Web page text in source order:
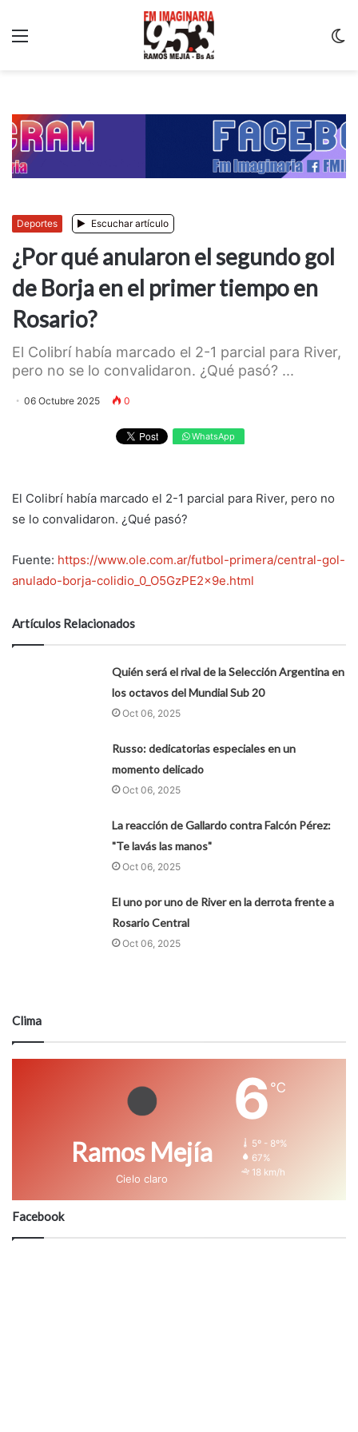
Deportes Escuchar artículo
¿Por qué anularon el segundo gol
de Borja en el primer tiempo en
Rosario?
El Colibrí había marcado el 2-1 parcial para River,
pero no se lo convalidaron. ¿Qué pasó? ...
06 Octubre 2025 0
WhatsApp
El Colibrí había marcado el 2-1 parcial para River, pero no
se lo convalidaron. ¿Qué pasó?
Fuente: https://www.ole.com.ar/futbol-primera/central-gol-
anulado-borja-colidio_0_O5GzPE2x9e.html
Artículos Relacionados
Quién será el rival de la Selección Argentina en
los octavos del Mundial Sub 20
Oct 06, 2025
Russo: dedicatorias especiales en un
momento delicado
Oct 06, 2025
La reacción de Gallardo contra Falcón Pérez:
"Te lavás las manos"
Oct 06, 2025
El uno por uno de River en la derrota frente a
Rosario Central
Oct 06, 2025
Clima
Ramos Mejía
Cielo claro
6 ℃
5º - 8º%
67%
18 km/h
Facebook